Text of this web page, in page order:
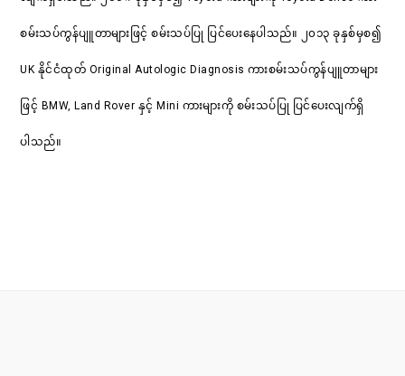
စမ်းသပ်ကွန်ပျူတာများဖြင့် စမ်းသပ်ပြု ပြင်ပေးနေပါသည်။ ၂၀၁၃ ခုနှစ်မှစ၍
UK နိုင်ငံထုတ် Original Autologic Diagnosis ကားစမ်းသပ်ကွန်ပျူတာများ
ဖြင့် BMW, Land Rover နှင့် Mini ကားများကို စမ်းသပ်ပြု ပြင်ပေးလျက်ရှိ
ပါသည်။